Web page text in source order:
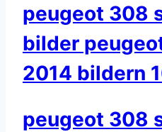
peugeot 308
bilder
2014 bildern
peugeot 308